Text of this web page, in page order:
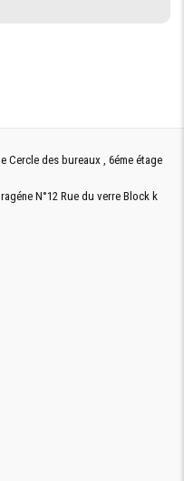
Cercle des bureaux , 6éme étage
N°12 Rue du verre Block k